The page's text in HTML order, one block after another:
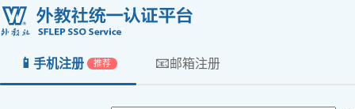
📱 手机注册 推荐 📧邮箱注册